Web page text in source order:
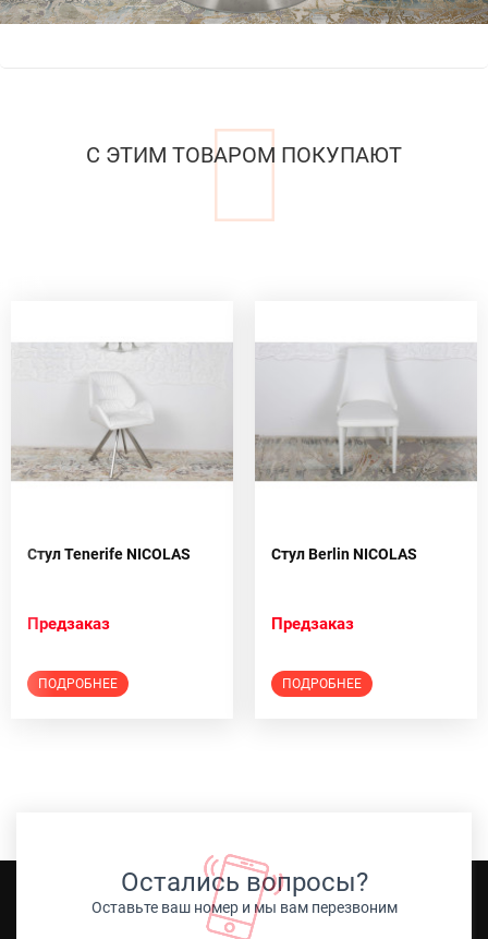
С ЭТИМ ТОВАРОМ ПОКУПАЮТ
Стул Tenerife NICOLAS
Предзаказ
ПОДРОБНЕЕ
Стул Berlin NICOLAS
Предзаказ
ПОДРОБНЕЕ
Остались вопросы?
Оставьте ваш номер и мы вам перезвоним